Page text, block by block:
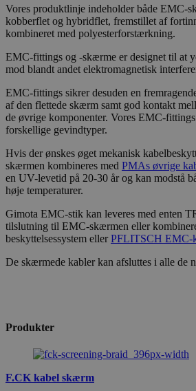
Vores produktlinje indeholder både EMC-
kobberflet og hybridflet, fremstillet af
kombineret med polyesterforstærkning.
EMC-fittings og -skærme er designet til at
mod blandt andet elektromagnetisk
EMC-fittings sikrer desuden en
af den flettede skærm samt god kontakt
de øvrige komponenter. Vores EMC-
forskellige gevindtyper.
Hvis der ønskes øget mekanisk
skærmen kombineres med PMAs øvrige
en UV-levetid på 20-30 år og kan modstå
høje temperaturer.
Gimota EMC-stik kan leveres med enten
tilslutning til EMC-skærmen eller
beskyttelsessystem ellerPFLITSCH EMC-
De skærmede kabler kan afsluttes i alle de
Produkter
F.CK kabel skærm